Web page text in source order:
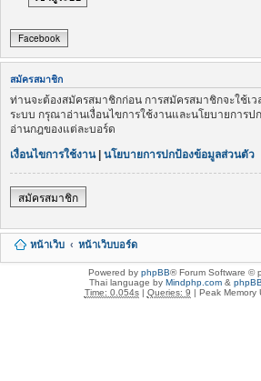
Facebook
สมัครสมาชิก
ท่านจะต้องสมัครสมาชิกก่อน การสมัครสมาชิกจะใช้เ
ระบบ กรุณาอ่านเงื่อนไขการใช้งานและนโยบายการ
อ่านกฎของแต่ละบอร์ด
เงื่อนไขการใช้งาน| นโยบายการปกป้องข้อมูลส่วนตัว
สมัครสมาชิก
หน้าเว็บ หน้าเว็บบอร์ด
Powered by phpBB® Forum Software ©
Thai language by Mindphp.com&
Time: 0.054s| Queries: 9 | Peak Memory